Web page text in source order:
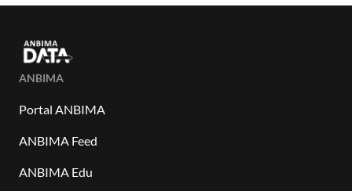
ANBIMA
Portal ANBIMA
ANBIMA Feed
ANBIMA Edu